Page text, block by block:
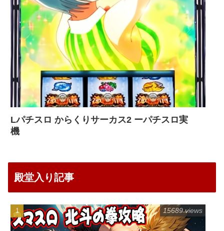
Lパチスロ からくりサーカス2 ーパチスロ実
機
殿堂入り記事
15689 views